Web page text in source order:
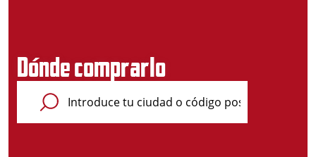
Dónde comprarlo